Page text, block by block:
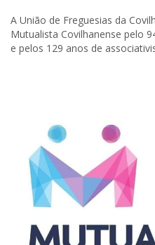
A União de Freguesias da
Mutualista Covilhanense pelo
e pelos 129 anos de